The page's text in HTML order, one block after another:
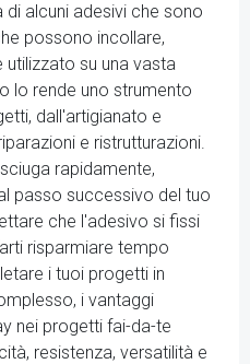
alcuni adesivi che sono
possono incollare,
su una vasta
lo rende uno strumento
dall'artigianato e
e ristrutturazioni.
rapidamente,
passo successivo del tuo
che l'adesivo si fissi
risparmiare tempo
i tuoi progetti in
i vantaggi
nei progetti fai-da-te
resistenza, versatilità e